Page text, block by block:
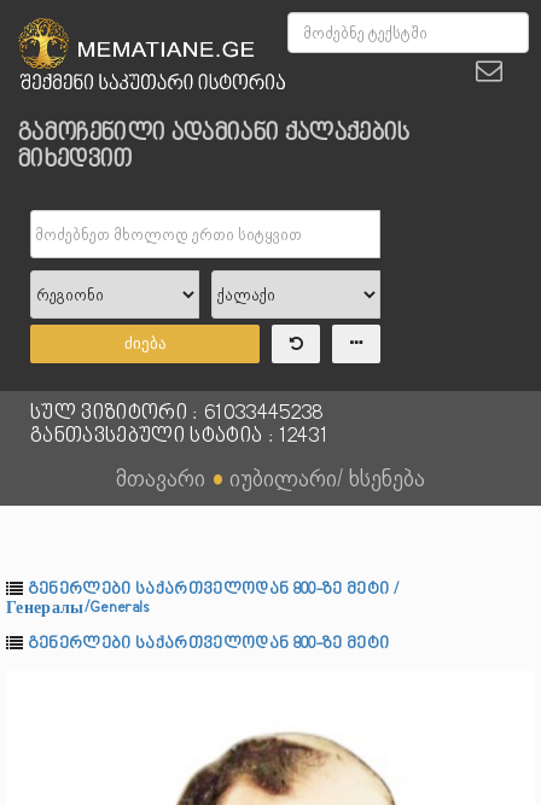
გამოჩენილი ადამიანი ქალაქების
მიხედვით
ძიება
სულ ვიზიტორი : 61033445238
განთავსებული სტატია : 12431
მთავარი ● იუბილარი/ ხსენება
გენერლები საქართველოდან 800-ზე მეტი /
Генералы/Generals
გენერლები საქართველოდან 800-ზე მეტი